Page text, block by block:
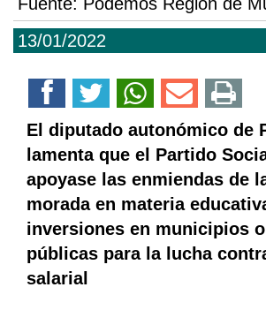
13/01/2022
El diputado autonómico de
lamenta que el Partido
apoyase las enmiendas de
morada en materia
inversiones en municipios
públicas para la lucha
salarial